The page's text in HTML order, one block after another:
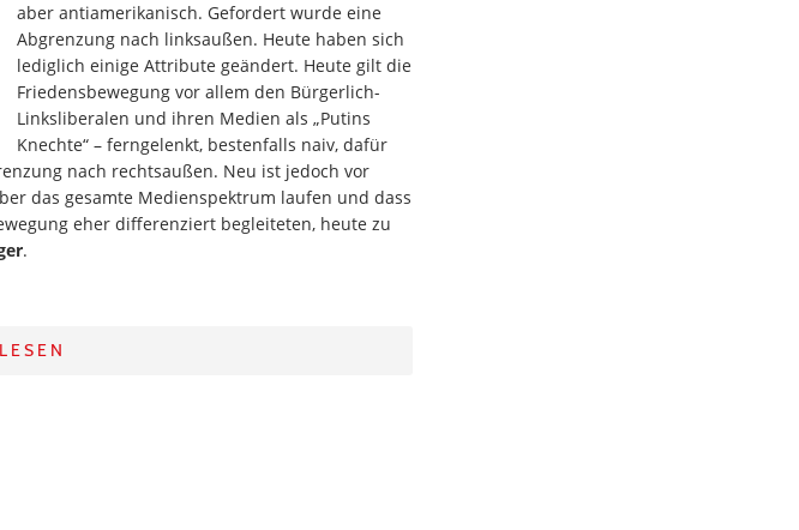
aber antiamerikanisch. Gefordert wurde eine
Abgrenzung nach linksaußen. Heute haben sich
lediglich einige Attribute geändert. Heute gilt die
Friedensbewegung vor allem den Bürgerlich-
Linksliberalen und ihren Medien als „Putins
Knechte“ – ferngelenkt, bestenfalls naiv, dafür
nach rechtsaußen. Neu ist jedoch vor
das gesamte Medienspektrum laufen und dass
eher differenziert begleiteten, heute zu
.